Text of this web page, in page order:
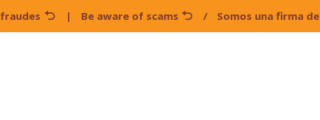
| Be aware of scams / Somos una firma